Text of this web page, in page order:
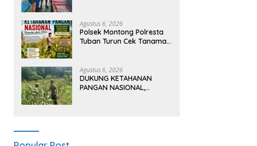
Keselamatan Pelayaran di
Teluk Bima
Agustus 6, 2026
Polsek Montong Polresta
Tuban Turun Cek Tanaman
Agustus 6, 2026
DUKUNG KETAHANAN
PANGAN NASIONAL,